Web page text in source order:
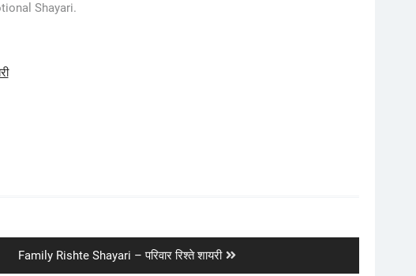
Shayari.
Next
Family Rishte Shayari – परिवार रिश्ते शायरी